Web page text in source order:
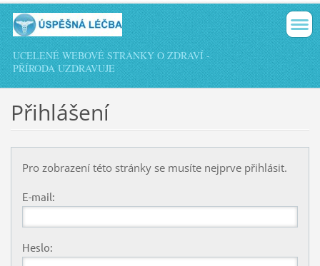
UCELENÉ WEBOVÉ STRÁNKY O ZDRAVÍ -
PŘÍRODA UZDRAVUJE
Přihlášení
Pro zobrazení této stránky se musíte nejprve přihlásit.
E-mail:
Heslo: